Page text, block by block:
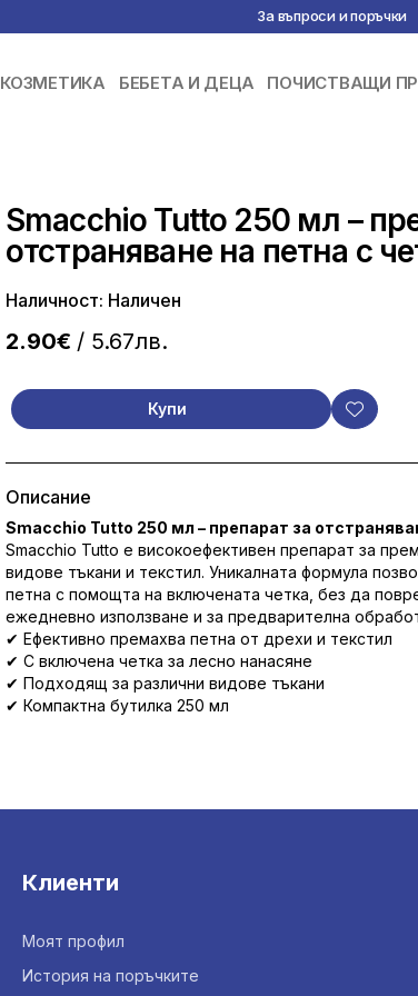
За въпроси и поръчки
ПОЧИСТВАЩИ
КОЗМЕТИКА БЕБЕТА И ДЕЦА
Smacchio Tutto 250 мл –
отстраняване на петна с
Наличност: Наличен
2.90€ / 5.67лв.
Купи
Описание
Smacchio Tutto 250 мл – препарат за
Smacchio Tutto е високоефективен препарат за
видове тъкани и текстил. Уникалната формула
петна с помощта на включената четка, без да
ежедневно използване и за предварителна
✔ Ефективно премахва петна от дрехи и текстил
✔ С включена четка за лесно нанасяне
✔ Подходящ за различни видове тъкани
✔ Компактна бутилка 250 мл
Клиенти
Моят профил
История на поръчките